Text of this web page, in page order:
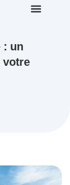
: un
votre